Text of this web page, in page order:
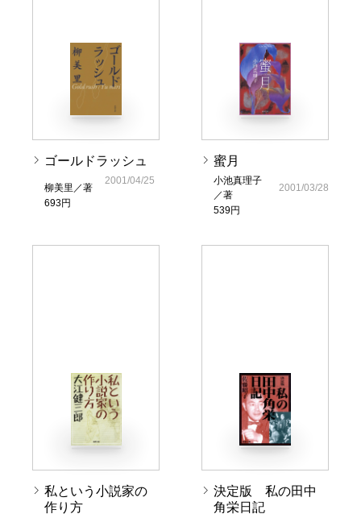
ゴールドラッシュ
柳美里／著
693円
2001/04/25
蜜月
小池真理子
／著
539円
2001/03/28
私という小説家の
作り方
決定版 私の田中
角栄日記